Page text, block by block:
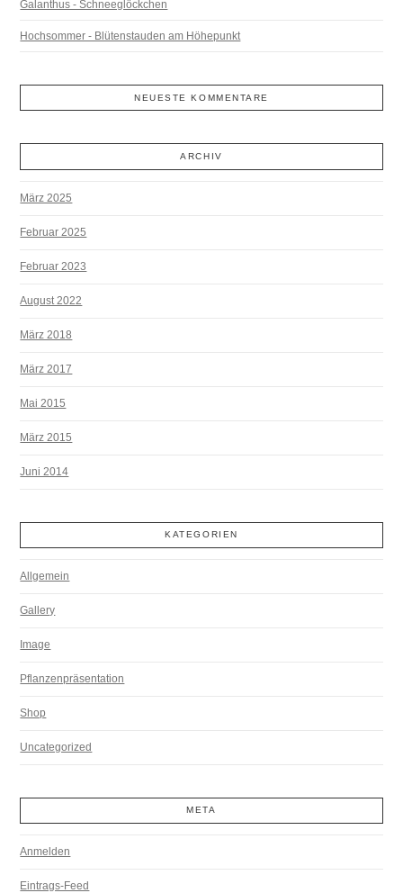
Galanthus - Schneeglöckchen
Hochsommer - Blütenstauden am Höhepunkt
NEUESTE KOMMENTARE
ARCHIV
März 2025
Februar 2025
Februar 2023
August 2022
März 2018
März 2017
Mai 2015
März 2015
Juni 2014
KATEGORIEN
Allgemein
Gallery
Image
Pflanzenpräsentation
Shop
Uncategorized
META
Anmelden
Eintrags-Feed